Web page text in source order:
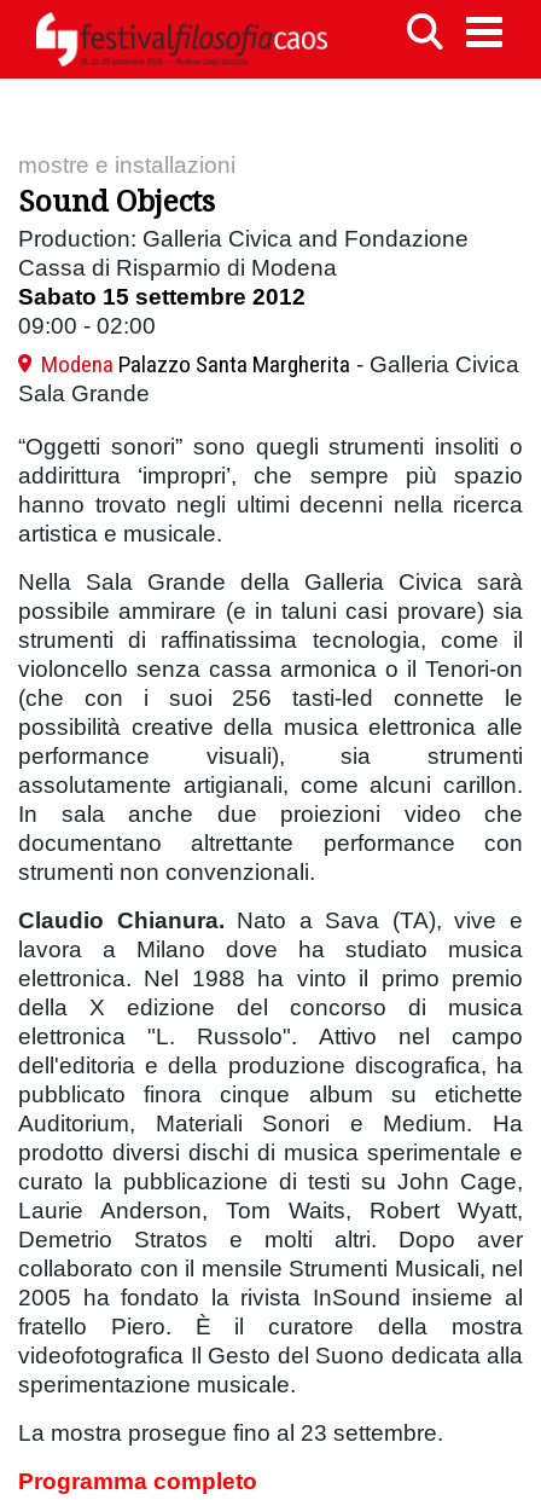
mostre e installazioni
Sound Objects
Production: Galleria Civica and Fondazione
Cassa di Risparmio di Modena
Sabato 15 settembre 2012
09:00 - 02:00
Modena Palazzo Santa Margherita - Galleria Civica
Sala Grande
“Oggetti sonori” sono quegli strumenti insoliti o
addirittura ‘impropri’, che sempre più spazio
hanno trovato negli ultimi decenni nella ricerca
artistica e musicale.
Nella Sala Grande della Galleria Civica sarà
possibile ammirare (e in taluni casi provare) sia
strumenti di raffinatissima tecnologia, come il
violoncello senza cassa armonica o il Tenori-on
(che con i suoi 256 tasti-led connette le
possibilità creative della musica elettronica alle
performance visuali), sia strumenti
assolutamente artigianali, come alcuni carillon.
In sala anche due proiezioni video che
documentano altrettante performance con
strumenti non convenzionali.
Claudio Chianura. Nato a Sava (TA), vive e
lavora a Milano dove ha studiato musica
elettronica. Nel 1988 ha vinto il primo premio
della X edizione del concorso di musica
elettronica "L. Russolo". Attivo nel campo
dell'editoria e della produzione discografica, ha
pubblicato finora cinque album su etichette
Auditorium, Materiali Sonori e Medium. Ha
prodotto diversi dischi di musica sperimentale e
curato la pubblicazione di testi su John Cage,
Laurie Anderson, Tom Waits, Robert Wyatt,
Demetrio Stratos e molti altri. Dopo aver
collaborato con il mensile Strumenti Musicali, nel
2005 ha fondato la rivista InSound insieme al
fratello Piero. È il curatore della mostra
videofotografica Il Gesto del Suono dedicata alla
sperimentazione musicale.
La mostra prosegue fino al 23 settembre.
Programma completo